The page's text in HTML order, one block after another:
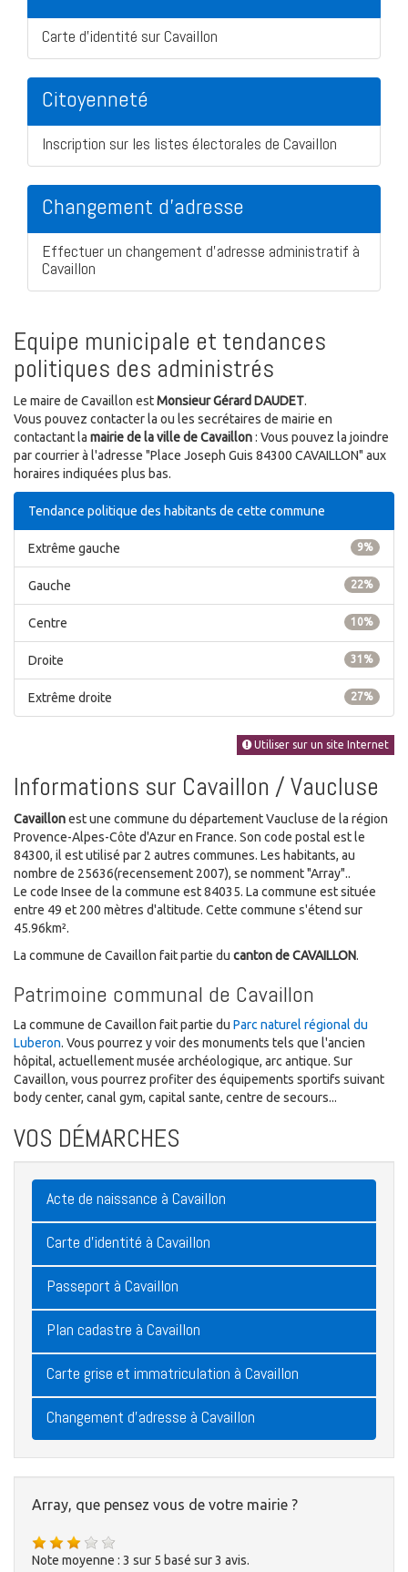
Carte d'identité sur Cavaillon
Citoyenneté
Inscription sur les listes électorales de Cavaillon
Changement d'adresse
Effectuer un changement d'adresse administratif à
Cavaillon
Equipe municipale et tendances
politiques des administrés
Le maire de Cavaillon estMonsieur Gérard DAUDET.
Vous pouvez contacter la ou les secrétaires de mairie en
contactant la mairie de la ville de Cavaillon: Vous pouvez la joindre
par courrier à l'adresse "Place Joseph Guis 84300 CAVAILLON" aux
horaires indiquées plus bas.
Tendance politique des habitants de cette commune
9%
Extrême gauche
22%
Gauche
10%
Centre
31%
Droite
27%
Extrême droite
Utiliser sur un site Internet
Informations sur Cavaillon / Vaucluse
Cavaillonest une commune du département Vaucluse de la région
Provence-Alpes-Côte d'Azur en France. Son code postal est le
84300, il est utilisé par 2 autres communes. Les habitants, au
nombre de 25636(recensement 2007), se nomment "Array"..
Le code Insee de la commune est 84035. La commune est située
entre 49 et 200 mètres d'altitude. Cette commune s'étend sur
45.96km².
La commune de Cavaillon fait partie du canton de CAVAILLON.
Patrimoine communal de Cavaillon
La commune de Cavaillon fait partie du Parc naturel régional du
Luberon. Vous pourrez y voir des monuments tels que l'ancien
hôpital, actuellement musée archéologique, arc antique. Sur
Cavaillon, vous pourrez profiter des équipements sportifs suivant
body center, canal gym, capital sante, centre de secours...
VOS DÉMARCHES
Acte de naissance à Cavaillon
Carte d'identité à Cavaillon
Passeport à Cavaillon
Plan cadastre à Cavaillon
Carte grise et immatriculation à Cavaillon
Changement d'adresse à Cavaillon
Array, que pensez vous de votre mairie ?
Note moyenne : 3 sur 5 basé sur3 avis.